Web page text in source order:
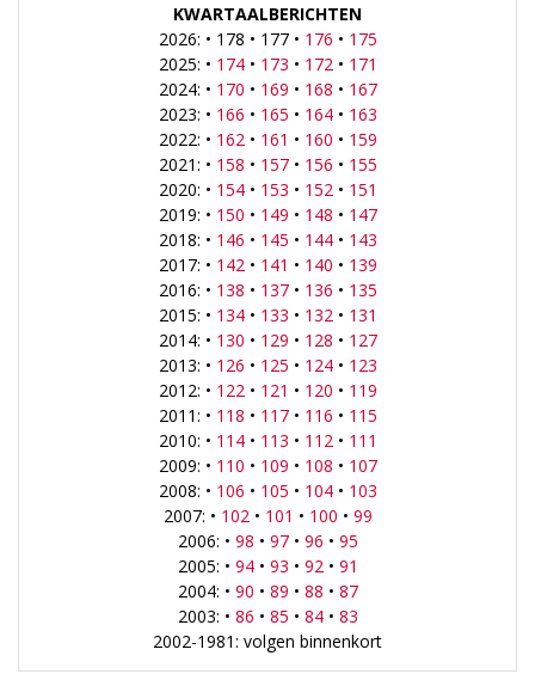
KWARTAALBERICHTEN
2026: • 178 • 177 • 176 • 175
2025: • 174• 173 • 172 • 171
2024: • 170 • 169 • 168 • 167
2023: • 166 • 165 • 164• 163
2022: • 162 • 161 • 160 • 159
2021: • 158 • 157• 156 • 155
2020: • 154• 153 • 152 • 151
2019: • 150 • 149 • 148 • 147
2018: • 146 • 145 • 144• 143
2017: • 142 • 141 • 140 • 139
2016: • 138 • 137• 136 • 135
2015: • 134• 133 • 132 • 131
2014: • 130 • 129 • 128 • 127
2013: • 126 • 125 • 124• 123
2012: • 122 • 121 • 120 • 119
2011: • 118 • 117• 116 • 115
2010: • 114• 113 • 112 • 111
2009: • 110 • 109 • 108 • 107
2008: • 106 • 105 • 104• 103
2007: • 102 • 101 • 100 • 99
2006: • 98 • 97• 96 • 95
2005: • 94• 93 • 92 • 91
2004: • 90 • 89 • 88 • 87
2003: • 86 • 85 • 84• 83
2002-1981: volgen binnenkort